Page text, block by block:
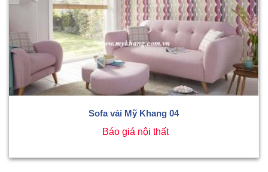
Sofa vải Mỹ Khang 04
Báo giá nội thất